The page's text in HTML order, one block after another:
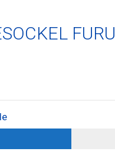
FURU